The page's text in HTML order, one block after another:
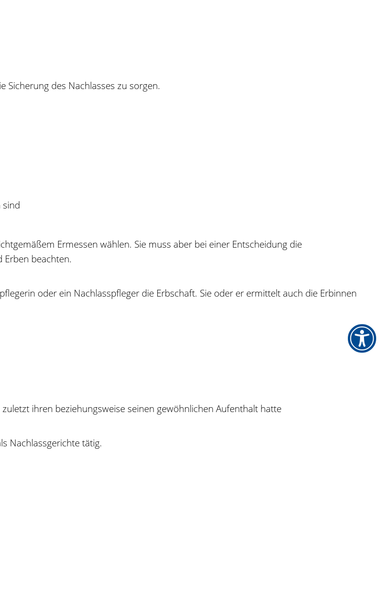
Sicherung des Nachlasses zu sorgen.
sind
Ermessen wählen. Sie muss aber bei einer Entscheidung die
beachten.
oder ein Nachlasspfleger die Erbschaft. Sie oder er ermittelt auch die Erbinnen
ihren beziehungsweise seinen gewöhnlichen Aufenthalt hatte
Nachlassgerichte tätig.